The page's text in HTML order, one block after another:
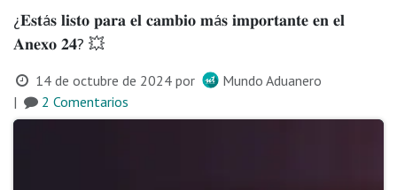
¿𝐄𝐬𝐭á𝐬 𝐥𝐢𝐬𝐭𝐨 𝐩𝐚𝐫𝐚 𝐞𝐥 𝐜𝐚𝐦𝐛𝐢𝐨 𝐦á𝐬 𝐢𝐦𝐩𝐨𝐫𝐭𝐚𝐧𝐭𝐞 𝐞𝐧 𝐞𝐥
𝐀𝐧𝐞𝐱𝐨 𝟐𝟒? 💥
14 de octubre de 2024 por
Mundo Aduanero
|
2 Comentarios